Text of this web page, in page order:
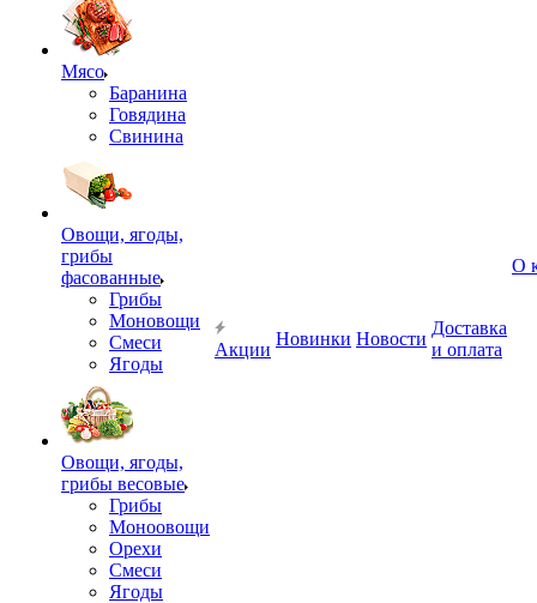
Мясо
Баранина
Говядина
Свинина
Овощи, ягоды,
грибы
фасованные
Грибы
Моновощи
Смеси
Ягоды
Овощи, ягоды,
грибы весовые
Грибы
Моноовощи
Орехи
Смеси
Ягоды
Акции
Новинки Новости
Доставка
и оплата
О